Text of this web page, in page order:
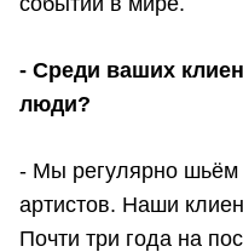
- Среди ваших
люди?
- Мы регулярно
артистов. Наши
Почти три года на